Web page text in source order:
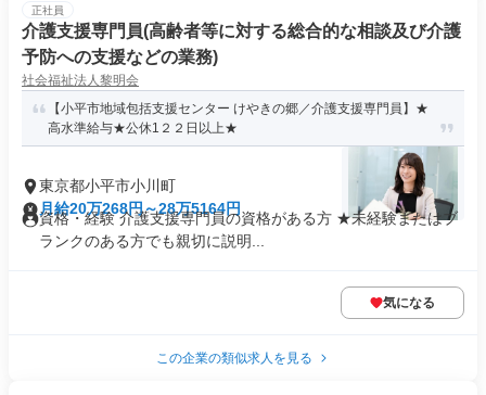
正社員
介護支援専門員(高齢者等に対する総合的な相談及び介護
予防への支援などの業務)
社会福祉法人黎明会
【小平市地域包括支援センター けやきの郷／介護支援専門員】★
高水準給与★公休1２２日以上★
東京都小平市小川町
月給20万268円～28万5164円
資格・経験 介護支援専門員の資格がある方 ★未経験またはブ
ランクのある方でも親切に説明...
気になる
この企業の類似求人を見る